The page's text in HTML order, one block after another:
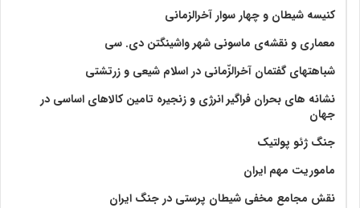
کنیسه شیطان و چهار سوار آخرالزمانی
معماری و نقشه‌ی ماسونی شهر واشينگتن دی. سی
شباهتهای گفتمان آخر‌الزّمانی در اسلام شیعی و زرتشتی
نشانه های بحران فراگیر انرژی و زنجیره تامین کالاهای اساسی در
جهان
جنگ ژئو پولتیک
ماموریت مهم ایران
نقش مجامع مخفی شیطان پرستی در جنگ ایران